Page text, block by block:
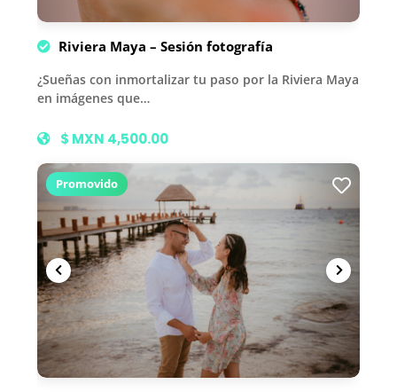
Riviera Maya – Sesión fotografía
¿Sueñas con inmortalizar tu paso por la Riviera Maya
en imágenes que…
$ MXN 4,500.00
Promovido